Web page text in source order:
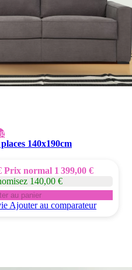
140x190cm
Prix normal 1 399,00 €
140,00 €
au panier
Ajouter au comparateur